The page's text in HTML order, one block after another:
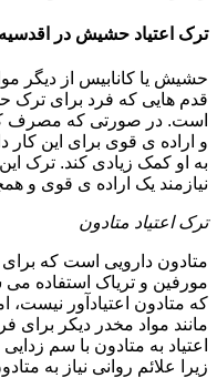
ترک اعتیاد حشیش در اقدسیه
حشیش یا کانابیس از دیگر
قدم هایی که فرد برای ترک
است. در صورتی که مصرف
و اراده ی قوی برای این کار
به او کمک زیادی کند. ترک
نیازمند یک اراده ی قوی و
ترک اعتیاد متادون
متادون دارویی است که
مورفین و تریاک استفاده
که متادون اعتیادآور نیست،
مانند مواد مخدر دیکر برای
اعتیاد به متادون با سم
زیرا علائم روانی نیاز به